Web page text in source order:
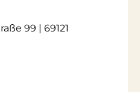
99 | 69121